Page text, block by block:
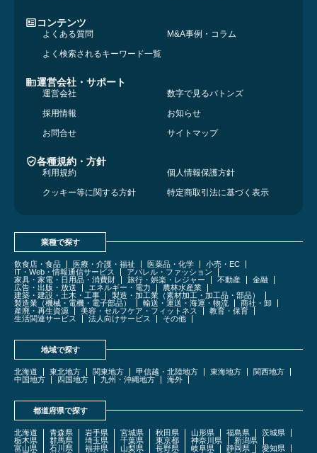
コンテンツ
よくある質問
M&A事例・コラム
よく検索されるキーワード一覧
運営会社・サポート
運営会社
数字で見るバトンズ
採用情報
お知らせ
お問合せ
サイトマップ
各種規約・方針
利用規約
個人情報保護方針
クッキー等に関する方針
特定商取引法に基づく表示
業種で探す
飲食店・食品 医療・介護・福祉 医薬品・化学
小売・EC
IT・Web・情報通信サービス
アパレル・ファッション
家具・家電・日用品・消費財
旅行・娯楽・レジャー 不動産
金融
広告・出版・放送
エネルギー・電力
農林水産業
建築・建設・土木・工事
製造・加工業（素材加工・加工品・部品）
製造業（機械・電機・電子部品）
輸送・運送・海運・物流
商社・卸
産廃・再生資源
美容・セルフケア・フィットネス
教育・保育
生活関連サービス
法人向けサービス その他
地域で探す
北海道 東北地方 関東地方 甲信越・北陸地方 東海地方
関西地方
中国地方
四国地方 九州・沖縄地方 海外
都道府県で探す
北海道 青森県 岩手県 宮城県 秋田県 山形県 福島県
茨城県
栃木県
群馬県 埼玉県 千葉県 東京都 神奈川県
新潟県
富山県
石川県 福井県 山梨県 長野県 岐阜県 静岡県
愛知県